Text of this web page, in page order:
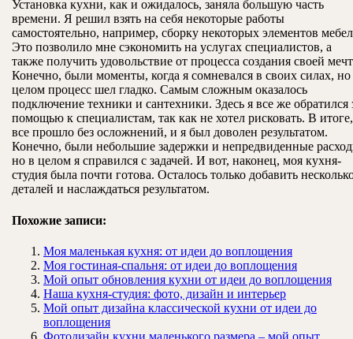
Установка кухни, как и ожидалось, заняла большую часть
времени. Я решил взять на себя некоторые работы
самостоятельно, например, сборку некоторых элементов
Это позволило мне сэкономить на услугах специалистов, а
также получить удовольствие от процесса создания своей
Конечно, были моменты, когда я сомневался в своих силах, но
целом процесс шел гладко. Самым сложным оказалось
подключение техники и сантехники. Здесь я все же обратился
помощью к специалистам, так как не хотел рисковать. В итоге,
все прошло без осложнений, и я был доволен результатом.
Конечно, были небольшие задержки и непредвиденные
но в целом я справился с задачей. И вот, наконец, моя кухня-
студия была почти готова. Осталось только добавить
деталей и наслаждаться результатом.
Похожие записи:
Моя маленькая кухня: от идеи до воплощения
Моя гостиная-спальня: от идеи до воплощения
Мой опыт обновления кухни от идеи до воплощения
Наша кухня-студия: фото, дизайн и интерьер
Мой опыт дизайна классической кухни от идеи до
воплощения
Фотодизайн кухни маленького размера – мой опыт